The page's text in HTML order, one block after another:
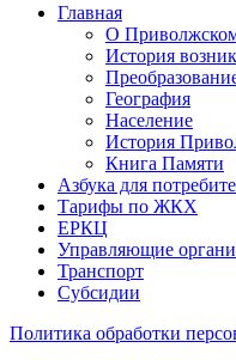
Главная
О
История
География
Население
История
Книга Памяти
Азбука для
Тарифы по ЖКХ
ЕРКЦ
Управляющие
Транспорт
Субсидии
Политика обработки